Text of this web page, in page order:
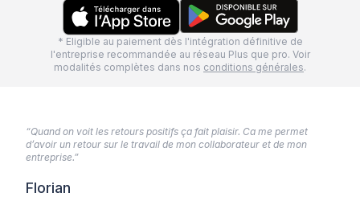
* Eligible au paiement dès l'intégration définitive de
l'entreprise recommandée au réseau Plus que pro. Voir
modalités complètes dans nos conditions générales.
“Quand on voit les retours positifs ça fait plaisir. Ca me permet
d’avoir un retour sur le travail de mon collaborateur et de mon
entreprise.”
Florian